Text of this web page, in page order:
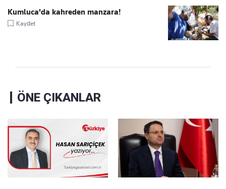
Kumluca'da kahreden manzara!
Kaydet
ÖNE ÇIKANLAR